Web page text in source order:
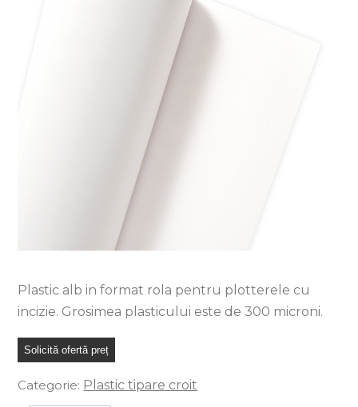
Plastic alb in format rola pentru plotterele cu
incizie. Grosimea plasticului este de 300 microni.
Solicită ofertă preț
Categorie: Plastic tipare croit